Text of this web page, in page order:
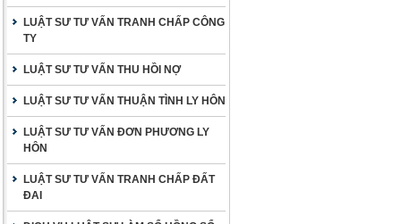
LUẬT SƯ TƯ VẤN TRANH CHẤP CÔNG
TY
LUẬT SƯ TƯ VẤN THU HỒI NỢ
LUẬT SƯ TƯ VẤN THUẬN TÌNH LY HÔN
LUẬT SƯ TƯ VẤN ĐƠN PHƯƠNG LY
HÔN
LUẬT SƯ TƯ VẤN TRANH CHẤP ĐẤT
ĐAI